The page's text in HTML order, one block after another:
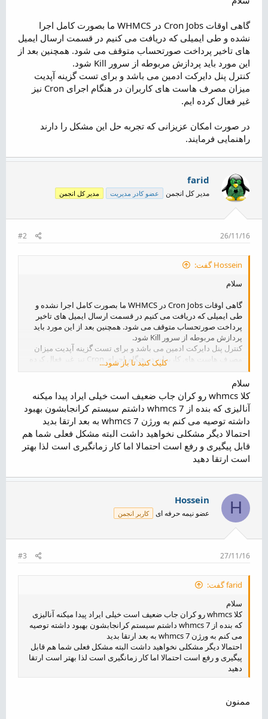
ض
ع
گاهی اوقات Cron Jobs در WHMCS ما بصورت کامل اجرا
نشده و طی ایمیلی که دریافت می کنیم در قسمت ارسال ایمیل
های تاخیر پرداخت صورتحساب متوقف می شود. همچنین بعد از
این مورد باید پردازش مربوطه از سرور Kill شود.
کنترل پنل دایرکت ادمین می باشد و برای تست گزینه آپدیت
میزان مصرف هاست های کاربران در هنگام اجرای Cron نیز
غیر فعال کرده ایم.
در صورت امکان عزیزانی که تجربه حل این مشکل را دارند
راهنمایی فرمایند.
farid
مدیر کل انجمن عضو کادر مدیریت مدیر کل انجمن
26/11/16
#2
Hossein گفت:
سلام
گاهی اوقات Cron Jobs در WHMCS ما بصورت کامل اجرا نشده و
طی ایمیلی که دریافت می کنیم در قسمت ارسال ایمیل های تاخیر
پرداخت صورتحساب متوقف می شود. همچنین بعد از این مورد باید
پردازش مربوطه از سرور Kill شود.
کنترل پنل دایرکت ادمین می باشد و برای تست گزینه آپدیت میزان
مصرف هاست های کاربران در هنگام اجرای Cron نیز غیر فعال کرده
در صورت امکان عزیزانی که تجربه حل این مشکل را دارند راهنمایی
فرمایند.
کلیک کنید تا باز شود...
سلام
کلا whmcs رو کران جاب ضعیف است خیلی ایراد پیدا میکنه
آنالیزی که بنده از whmcs 7 داشتم سیستم کرانجابشون بهبود
داشته توصیه می کنم به ورژن whmcs 7 به بعد ارتقا بدید
احتمالا دیگر مشکلی نخواهید داشت البته مشکل فعلی شما هم
قابل پیگیری و رفع است احتمالا اما کار زمانگیری است لذا بهتر
است ارتقا دهید
H
Hossein
عضو نیمه حرفه ای کاربر انجمن
27/11/16
#3
farid گفت:
سلام
کلا whmcs رو کران جاب ضعیف است خیلی ایراد پیدا میکنه آنالیزی
که بنده از whmcs 7 داشتم سیستم کرانجابشون بهبود داشته توصیه
می کنم به ورژن whmcs 7 به بعد ارتقا بدید
احتمالا دیگر مشکلی نخواهید داشت البته مشکل فعلی شما هم قابل
پیگیری و رفع است احتمالا اما کار زمانگیری است لذا بهتر است ارتقا
دهید
ممنون